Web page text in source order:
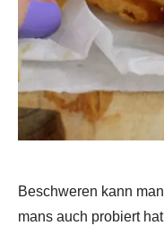
Beschweren kann
mans auch probiert